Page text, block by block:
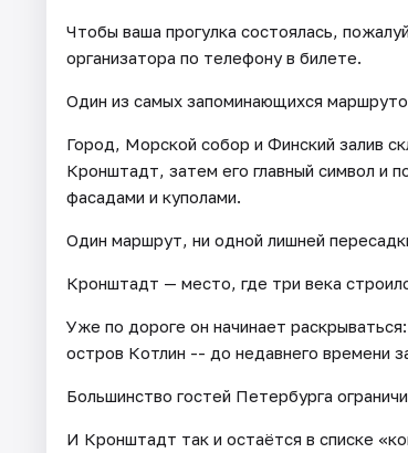
Чтобы ваша прогулка состоялась,
организатора по телефону в билете.
Один из самых запоминающихся
Город, Морской собор и Финский залив
Кронштадт, затем его главный символ и
фасадами и куполами.
Один маршрут, ни одной лишней
Кронштадт — место, где три века
Уже по дороге он начинает
остров Котлин -- до недавнего времени
Большинство гостей Петербурга
И Кронштадт так и остаётся в списке